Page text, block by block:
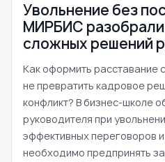
Увольнение без
МИРБИС
сложных решений
Как оформить расставание
не превратить кадровое
конфликт? В бизнес-школе
руководителя при
эффективных переговоров
необходимо предпринять